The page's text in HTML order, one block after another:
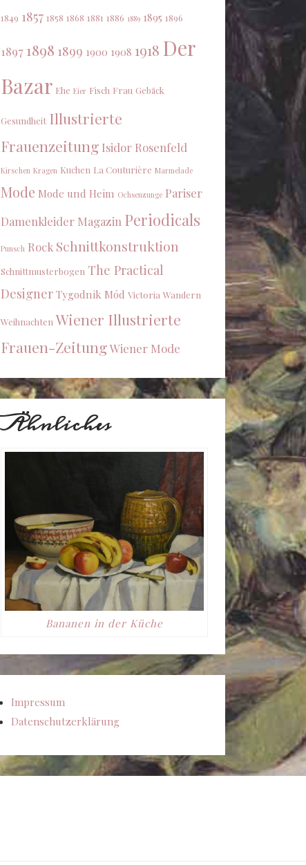
1849 1857 1858 1868 1881 1886 1889 1895 1896
18971898 1899 1900 1908 1918 Der
Bazar Ehe Eier Fisch Frau Gebäck
Gesundheit Illustrierte
Frauenzeitung Isidor Rosenfeld
Kirschen Kragen Kuchen La Couturière Marmelade
Mode Mode und Heim Ochsenzunge Pariser
Damenkleider Magazin Periodicals
Punsch Rock Schnittkonstruktion
Schnittmusterbogen The Practical
Designer Tygodnik Mód Victoria Wandern
Weihnachten Wiener Illustrierte
Frauen-ZeitungWiener Mode
Ähnliches
Bananen in der Küche
Impressum
Datenschutzerklärung